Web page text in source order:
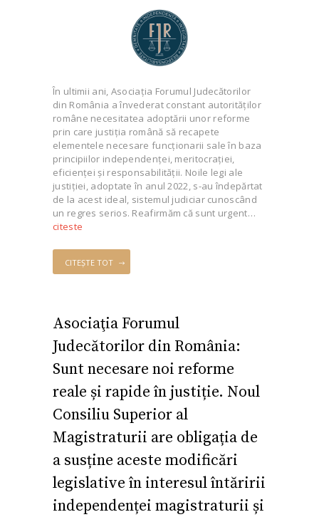
În ultimii ani, Asociaţia Forumul Judecătorilor
din România a învederat constant autorităților
române necesitatea adoptării unor reforme
prin care justiția română să recapete
elementele necesare funcționarii sale în baza
principiilor independenței, meritocrației,
eficienței și responsabilității. Noile legi ale
justiției, adoptate în anul 2022, s-au îndepărtat
de la acest ideal, sistemul judiciar cunoscând
un regres serios. Reafirmăm că sunt urgent…
citeste
CITEȘTE TOT
Asociaţia Forumul
Judecătorilor din România:
Sunt necesare noi reforme
reale și rapide în justiție. Noul
Consiliu Superior al
Magistraturii are obligația de
a susține aceste modificări
legislative în interesul întăririi
independenței magistraturii și